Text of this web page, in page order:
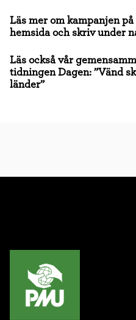
Läs mer om kampanjen
hemsida och skriv under
Läs också vår
tidningen Dagen: ”Vänd
länder”